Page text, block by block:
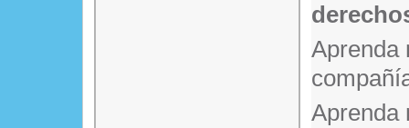
Aprenda
Aprenda